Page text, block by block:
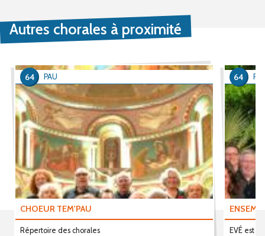
Autres chorales à proximité
CHOEUR TEM'PAU
Répertoire des chorales
PAU
64
EVÉ est
64